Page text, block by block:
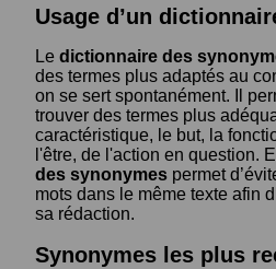
Usage d’un
Le dictionnaire des
des termes plus adaptés au
on se sert spontanément. Il
trouver des termes plus
caractéristique, le but, la
l'être, de l'action en question.
des synonymes permet
mots dans le même texte afin
sa rédaction.
Synonymes les plus